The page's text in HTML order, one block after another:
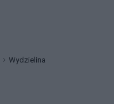
Wydzielina